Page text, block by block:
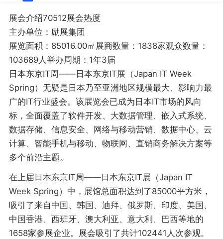
展会介绍70512展会热度
主办单位：励展集团
展览面积：85016.00㎡展商数量：1838家观众数量：
103689人举办周期：1年3届
日本东京IT周——日本东京IT展（Japan IT Week
Spring）无疑是日本乃至亚洲地区规模最大、影响力最
广的IT行业盛会。该展览会已成为日本IT市场的风向
标，全面覆盖了软件开发、大数据管理、嵌入式系统、
数据存储、信息安全、网络与移动营销、数据中心、云
计算、智能手机与移动、物联网、直销商务解决方案等
多个前沿主题。
在上届日本东京IT周——日本东京IT展（Japan IT
Week Spring）中，展馆总面积达到了85000平方米，
吸引了来自中国、韩国、迪拜、俄罗斯、印度、美国、
中国香港、西班牙、澳大利亚、意大利、巴西等地的
1658家参展企业。展会吸引了共计102441人次参观。